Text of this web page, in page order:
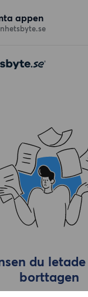
appen
du
borttagen